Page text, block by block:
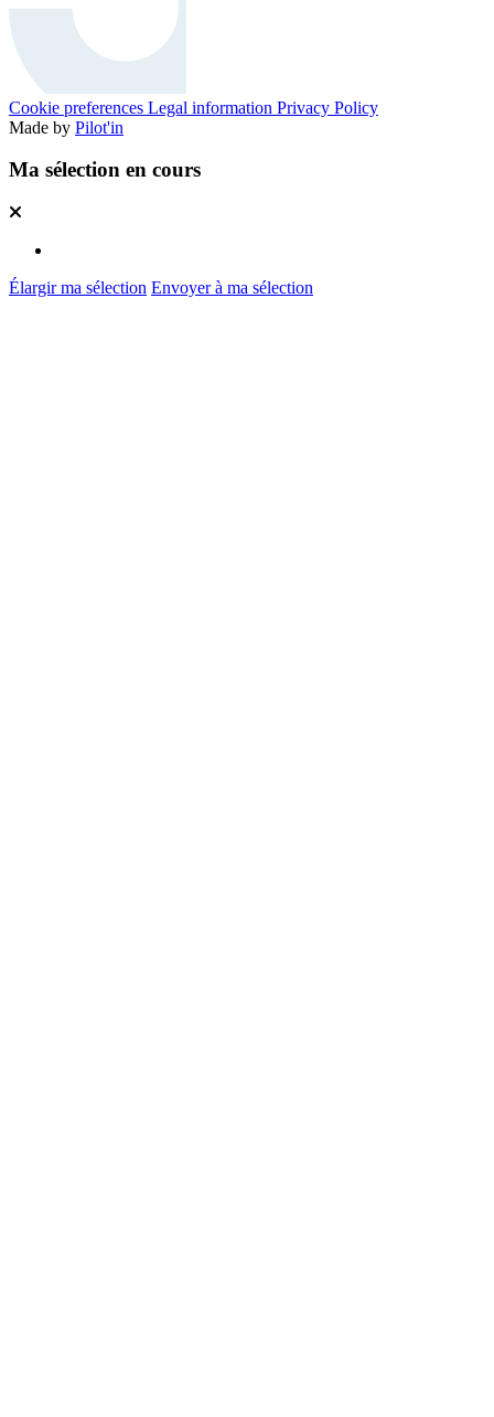
Cookie preferences Legal information Privacy Policy
Made by Pilot'in
Ma sélection en cours
Élargir ma sélection Envoyer à ma sélection